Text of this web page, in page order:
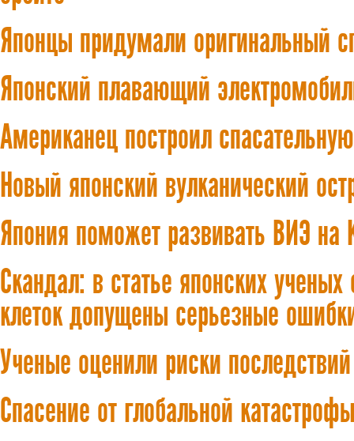
Японцы придумали оригинальный
Японский плавающий
Американец построил
Новый японский вулканический
Япония поможет развивать ВИЭ на
Скандал: в статье японских
клеток допущены серьезные
Ученые оценили риски
Спасение от глобальной